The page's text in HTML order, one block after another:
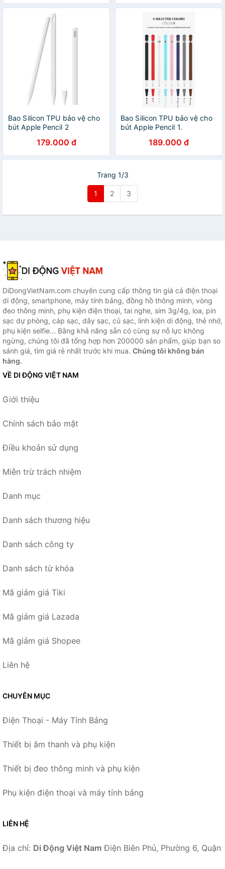
Bao Silicon TPU bảo vệ cho
bút Apple Pencil 2
179.000 đ
Bao Silicon TPU bảo vệ cho
bút Apple Pencil 1.
189.000 đ
Trang 1/3
1 2 3
DiDongVietNam.com chuyên cung cấp thông tin giá cả điện thoại
di động, smartphone, máy tính bảng, đồng hồ thông minh, vòng
đeo thông minh, phụ kiện điện thoại, tai nghe, sim 3g/4g, loa, pin
sạc dự phòng, cáp sạc, dây sạc, củ sạc, linh kiện di động, thẻ nhớ,
phụ kiện selfie... Bằng khả năng sẵn có cùng sự nỗ lực không
ngừng, chúng tôi đã tổng hợp hơn 200000 sản phẩm, giúp bạn so
sánh giá, tìm giá rẻ nhất trước khi mua. Chúng tôi không bán
hàng.
VỀ DI ĐỘNG VIỆT NAM
Giới thiệu
Chính sách bảo mật
Điều khoản sử dụng
Miễn trừ trách nhiệm
Danh mục
Danh sách thương hiệu
Danh sách công ty
Danh sách từ khóa
Mã giảm giá Tiki
Mã giảm giá Lazada
Mã giảm giá Shopee
Liên hệ
CHUYÊN MỤC
Điện Thoại - Máy Tính Bảng
Thiết bị âm thanh và phụ kiện
Thiết bị đeo thông minh và phụ kiện
Phụ kiện điện thoại và máy tính bảng
LIÊN HỆ
Địa chỉ: Di Động Việt Nam Điện Biên Phủ, Phường 6, Quận